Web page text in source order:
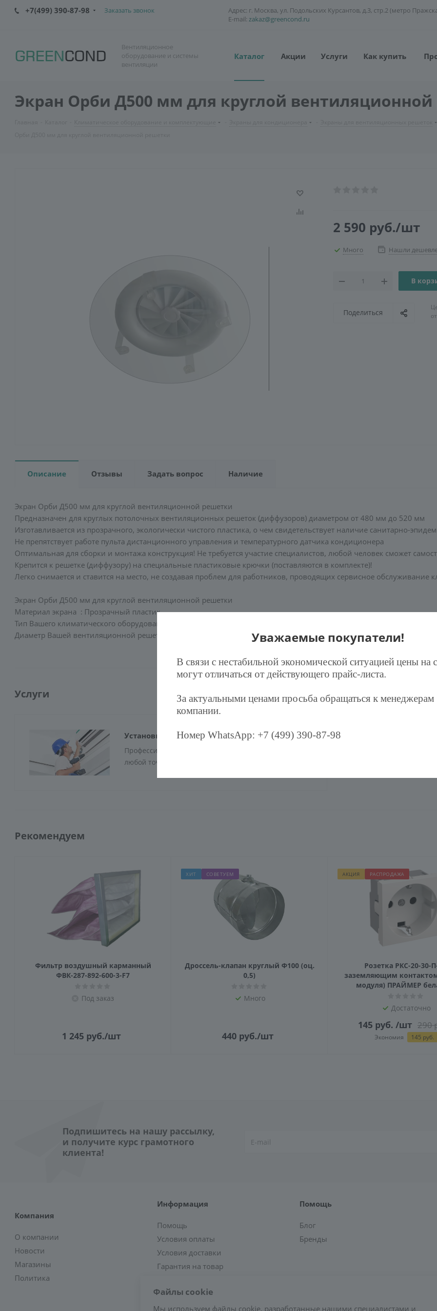
+7(499) 390-87-98 Заказать звонок
Адрес: г. Москва, ул. Подольских Курсантов, д.3, стр.2 (метро
E-mail: zakaz@greencond.ru
Вентиляционное
оборудование и системы
вентиляции
Каталог Акции Услуги Как купить
Экран Орби Д500 мм для круглой
2 590 руб./шт
Много Нашли
В
Поделиться
Описание Отзывы Задать вопрос Наличие
Экран Орби Д500 мм для круглой вентиляционной решетки
Предназначен для круглых потолочных вентиляционных решеток (диффузоров) диаметром от 480 мм до 520 мм
Изготавливается из прозрачного, экологически чистого пластика, о чем свидетельствует наличие санитарно-
Не препятствует работе пульта дистанционного управления и температурного датчика кондиционера
Оптимальная для сборки и монтажа конструкция! Не требуется участие специалистов, любой человек сможет
Крепится к решетке (диффузору) на специальные пластиковые крючки (поставляются в комплекте)!
Легко снимается и ставится на место, не создавая проблем для работников, проводящих сервисное обслуживание
Экран Орби Д500 мм для круглой вентиляционной решетки
Материал экрана : Прозрачный пластик
Тип Вашего климатического оборудования: Вентиляционная решетка
Диаметр Вашей вентиляционной решетки (диффузора): от 480 мм до 520 мм
Услуги
Установка экранов для кондиционера
Профессиональный монтаж экрана на кондиционер в
любой точке Москвы!!!
Рекомендуем
Фильтр воздушный карманный
ФВК-287-892-600-3-F7
Под заказ
1 245руб./шт
ХИТ СОВЕТУЕМ
Дроссель-клапан круглый Ф100 (оц.
0,5)
Много
440 руб./шт
АКЦИЯ РАСПРОДАЖА
Розетка РКС-20-30-
заземляющим
модуля) ПРАЙМЕР
Достаточно
145 руб. /шт 290
Экономия 145 руб.
Подпишитесь на нашу рассылку,
и получите курс грамотного
клиента!
Компания
О компании
Новости
Магазины
Политика
Информация
Помощь
Условия оплаты
Условия доставки
Гарантия на товар
Помощь
Блог
Бренды
Уважаемые покупатели!
В связи с нестабильной экономической ситуацией цены на
могут отличаться от действующего прайс-листа.
За актуальными ценами просьба обращаться к менеджерам
компании.
Номер WhatsApp: +7 (499) 390-87-98
Файлы cookie
Мы используем файлы cookie, разработанные нашими специалистами и